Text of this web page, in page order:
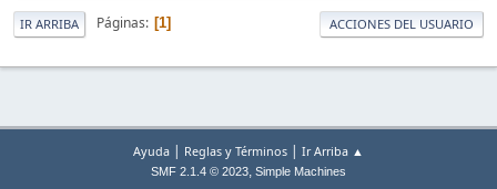
IR ARRIBA Páginas 1 ACCIONES DEL USUARIO
Ayuda | Reglas y Términos | Ir Arriba ▲
SMF 2.1.4 © 2023, Simple Machines